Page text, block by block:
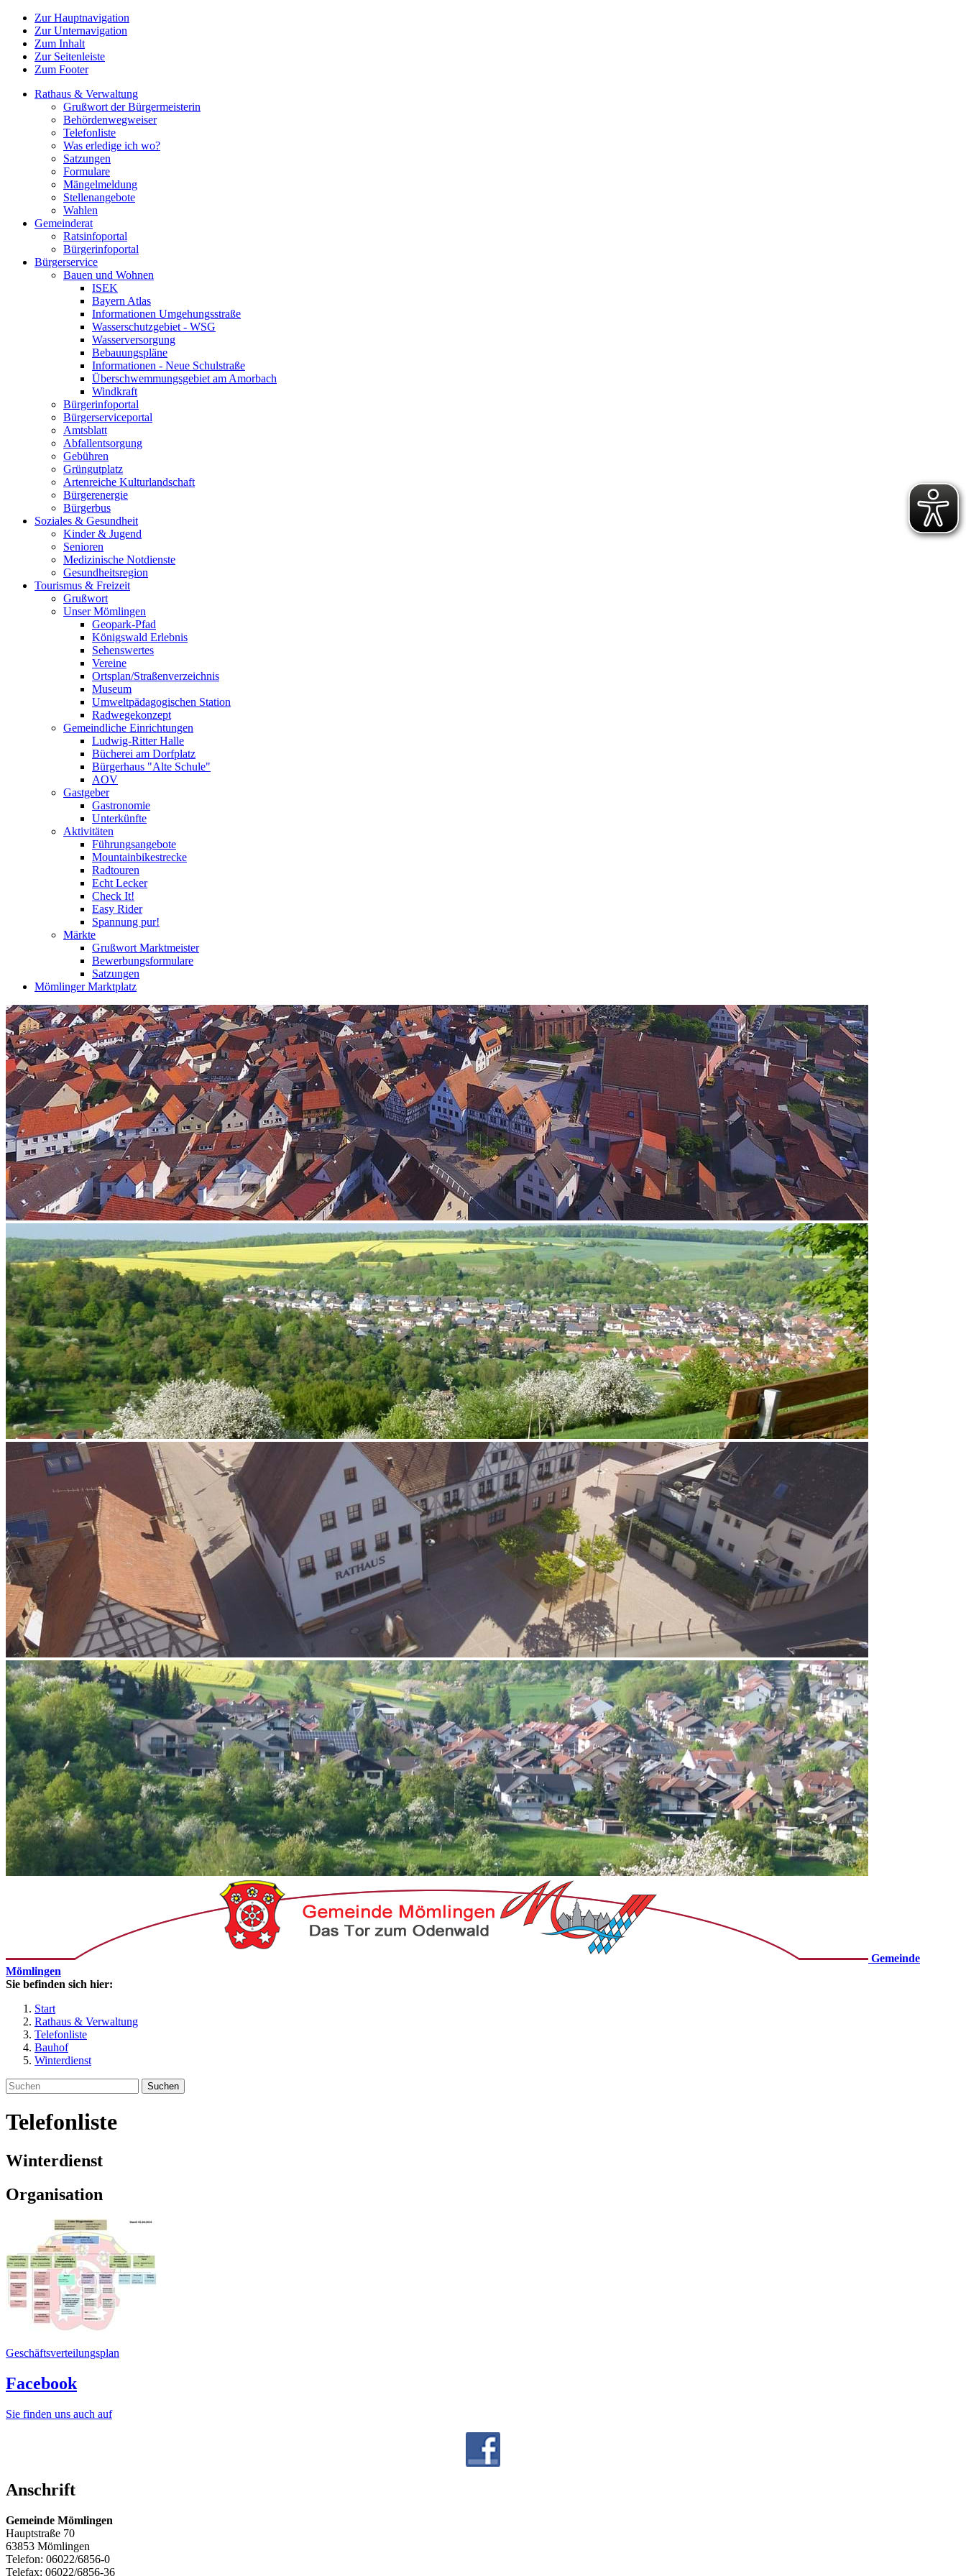
Zur Hauptnavigation
Zur Unternavigation
Zum Inhalt
Zur Seitenleiste
Zum Footer
Rathaus & Verwaltung
Grußwort der Bürgermeisterin
Behördenwegweiser
Telefonliste
Was erledige ich wo?
Satzungen
Formulare
Mängelmeldung
Stellenangebote
Wahlen
Gemeinderat
Ratsinfoportal
Bürgerinfoportal
Bürgerservice
Bauen und Wohnen
ISEK
Bayern Atlas
Informationen Umgehungsstraße
Wasserschutzgebiet - WSG
Wasserversorgung
Bebauungspläne
Informationen - Neue Schulstraße
Überschwemmungsgebiet am Amorbach
Windkraft
Bürgerinfoportal
Bürgerserviceportal
Amtsblatt
Abfallentsorgung
Gebühren
Grüngutplatz
Artenreiche Kulturlandschaft
Bürgerenergie
Bürgerbus
Soziales & Gesundheit
Kinder & Jugend
Senioren
Medizinische Notdienste
Gesundheitsregion
Tourismus & Freizeit
Grußwort
Unser Mömlingen
Geopark-Pfad
Königswald Erlebnis
Sehenswertes
Vereine
Ortsplan/Straßenverzeichnis
Museum
Umweltpädagogischen Station
Radwegekonzept
Gemeindliche Einrichtungen
Ludwig-Ritter Halle
Bücherei am Dorfplatz
Bürgerhaus "Alte Schule"
AOV
Gastgeber
Gastronomie
Unterkünfte
Aktivitäten
Führungsangebote
Mountainbikestrecke
Radtouren
Echt Lecker
Check It!
Easy Rider
Spannung pur!
Märkte
Grußwort Marktmeister
Bewerbungsformulare
Satzungen
Mömlinger Marktplatz
Gemeinde
Mömlingen
Sie befinden sich hier:
Start
Rathaus & Verwaltung
Telefonliste
Bauhof
Winterdienst
Suchen
Telefonliste
Winterdienst
Organisation
Geschäftsverteilungsplan
Facebook
Sie finden uns auch auf
Anschrift
Gemeinde Mömlingen
Hauptstraße 70
63853 Mömlingen
Telefon: 06022/6856-0
Telefax: 06022/6856-36